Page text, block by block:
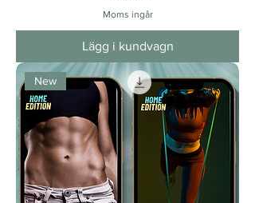
Moms ingår
Lägg i kundvagn
New